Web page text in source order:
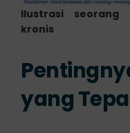
Ilustrasi seorang
kronis
yang